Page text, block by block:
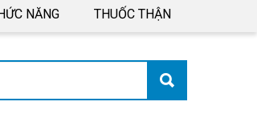
NĂNG THUỐC THẬN